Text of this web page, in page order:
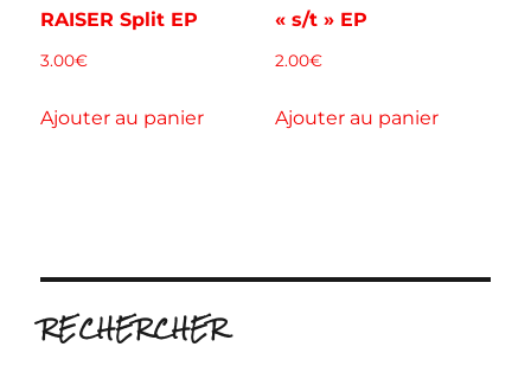
RAISER Split EP
3.00€
Ajouter au panier
« s/t » EP
2.00€
Ajouter au panier
RECHERCHER